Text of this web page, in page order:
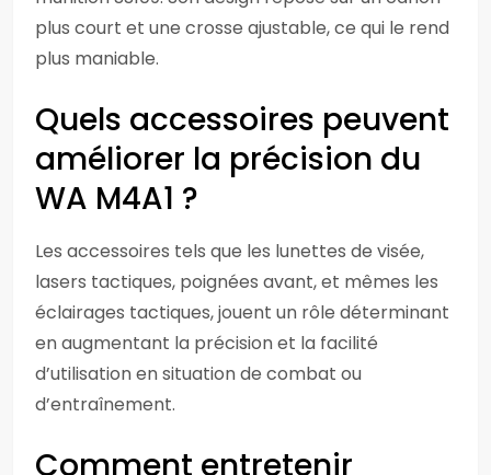
plus court et une crosse ajustable, ce qui le rend
plus maniable.
Quels accessoires peuvent
améliorer la précision du
WA M4A1 ?
Les accessoires tels que les lunettes de visée,
lasers tactiques, poignées avant, et mêmes les
éclairages tactiques, jouent un rôle déterminant
en augmentant la précision et la facilité
d’utilisation en situation de combat ou
d’entraînement.
Comment entretenir